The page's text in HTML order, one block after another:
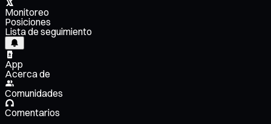
Monitoreo
Posiciones
Lista de seguimiento
App
Acerca de
Comunidades
Comentarios